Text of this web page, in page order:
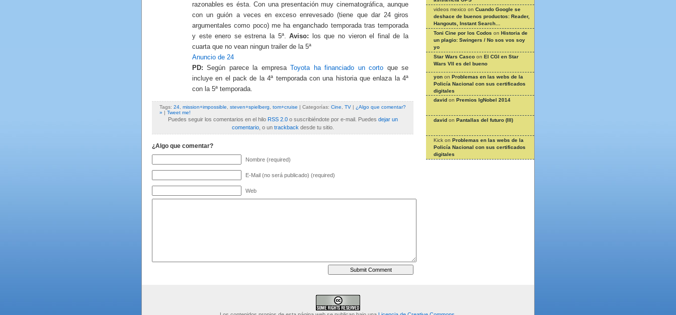
razonables es ésta. Con una presentación muy cinematográfica, aunque
con un guión a veces en exceso enrevesado (tiene que dar 24 giros
argumentales como poco) me ha enganchado temporada tras temporada
y este enero se estrena la 5ª.Aviso: los que no vieron el final de la
cuarta que no vean ningun trailer de la 5ª
Anuncio de 24
PD: Según parece la empresa Toyota ha financiado un corto que se
incluye en el pack de la 4ª temporada con una historia que enlaza la 4ª
con la 5ª temporada.
Tags: 24 mission+impossible steven+spielberg tom+cruise | Categorías: Cine TV | ¿Algo que comentar?
» | Tweet me!
Puedes seguir los comentarios en el hilo RSS 2.0o suscribiéndote por e-mail. Puedes dejar un
comentario, o un trackback desde tu sitio.
¿Algo que comentar?
Nombre (required)
E-Mail (no será publicado) (required)
Web
videos mexico on Cuando Google se
deshace de buenos productos: Reader,
Hangouts, Instant Search…
Toni Cine por los Codos on Historia de
un plagio: Swingers / No sos vos soy
yo
Star Wars Casco on El CGI en Star
Wars VII es del bueno
yon on Problemas en las webs de la
Policía Nacional con sus certificados
digitales
david on Premios IgNobel 2014
david on Pantallas del futuro (III)
Kick on Problemas en las webs de la
Policía Nacional con sus certificados
digitales